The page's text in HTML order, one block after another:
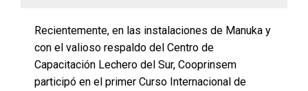
Recientemente, en las instalaciones de Manuka y
con el valioso respaldo del Centro de
Capacitación Lechero del Sur, Cooprinsem
participó en el primer Curso Internacional de